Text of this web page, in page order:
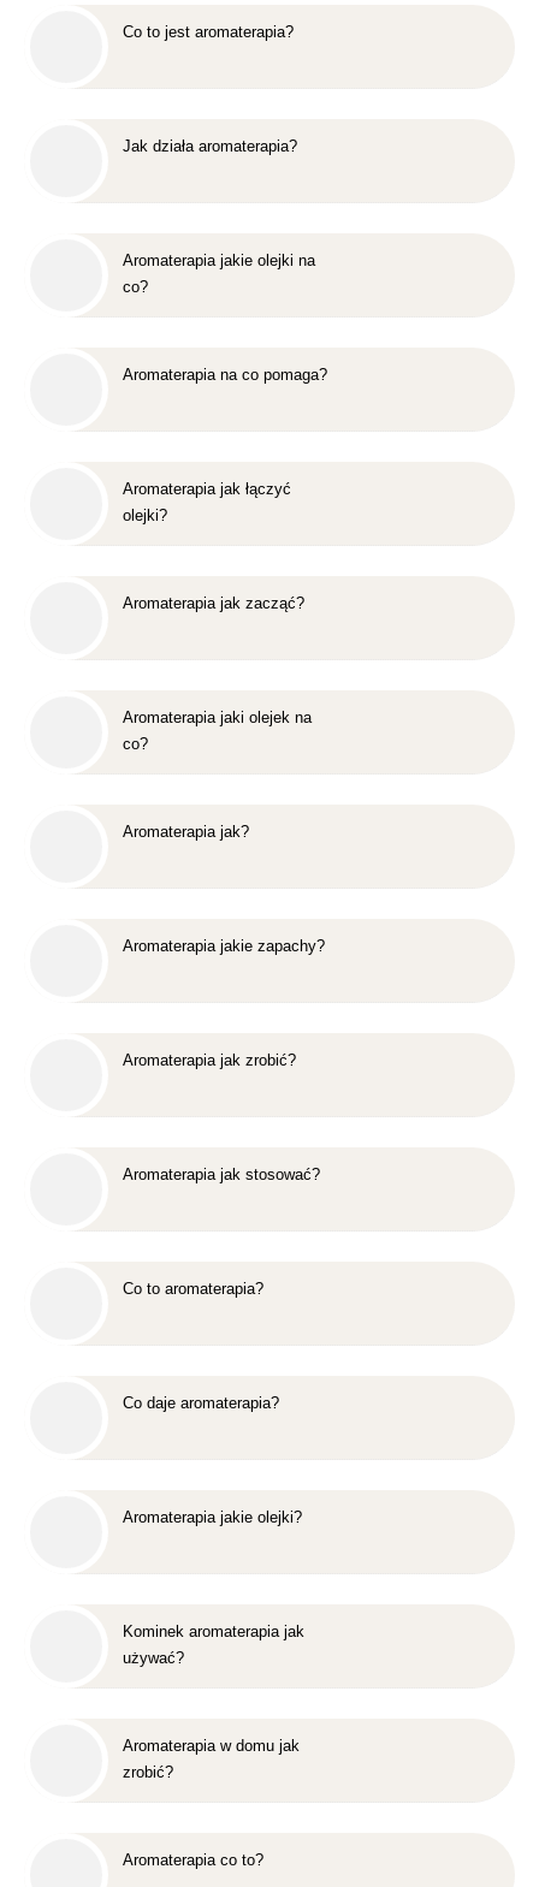
Co to jest aromaterapia?
Jak działa aromaterapia?
Aromaterapia jakie olejki na
co?
Aromaterapia na co pomaga?
Aromaterapia jak łączyć
olejki?
Aromaterapia jak zacząć?
Aromaterapia jaki olejek na
co?
Aromaterapia jak?
Aromaterapia jakie zapachy?
Aromaterapia jak zrobić?
Aromaterapia jak stosować?
Co to aromaterapia?
Co daje aromaterapia?
Aromaterapia jakie olejki?
Kominek aromaterapia jak
używać?
Aromaterapia w domu jak
zrobić?
Aromaterapia co to?